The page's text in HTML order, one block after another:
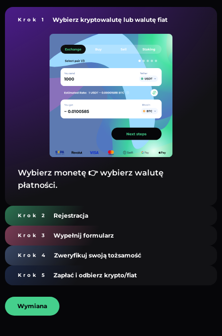
Krok 1 Wybierz kryptowalutę lub walutę fiat
Wybierz monetę 👉 wybierz walutę
płatności.
Krok 2 Rejestracja
Krok 3 Wypełnij formularz
Krok 4 Zweryfikuj swoją tożsamość
Krok 5 Zapłać i odbierz krypto/fiat
Wymiana